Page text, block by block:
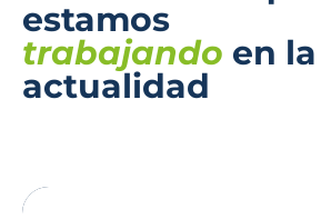
estamos
trabajando en la
actualidad